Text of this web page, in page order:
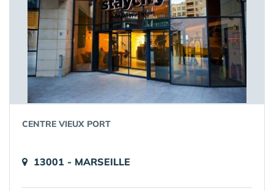
CENTRE VIEUX PORT
13001 - MARSEILLE